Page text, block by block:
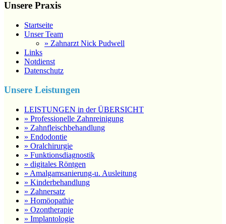
Unsere Praxis
Startseite
Unser Team
» Zahnarzt Nick Pudwell
Links
Notdienst
Datenschutz
Unsere Leistungen
LEISTUNGEN in der ÜBERSICHT
» Professionelle Zahnreinigung
» Zahnfleischbehandlung
» Endodontie
» Oralchirurgie
» Funktionsdiagnostik
» digitales Röntgen
» Amalgamsanierung-u. Ausleitung
» Kinderbehandlung
» Zahnersatz
» Homöopathie
» Ozontherapie
» Implantologie